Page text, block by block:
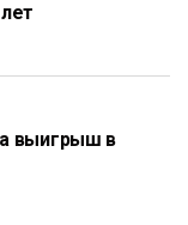
выигрыш в